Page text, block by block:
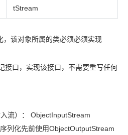
tStream
，该对象所属的类必须必须实现
接口，实现该接口，不需要重写任何
流）： ObjectInputStream
列化先前使用ObjectOutputStream